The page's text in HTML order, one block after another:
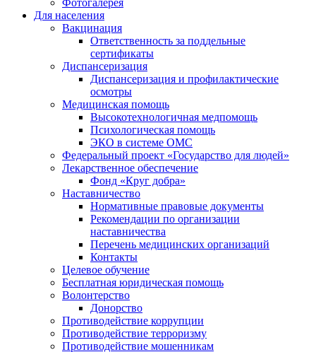
Для населения
Вакцинация
Ответственность за поддельные
сертификаты
Диспансеризация
Диспансеризация и профилактические
осмотры
Медицинская помощь
Высокотехнологичная медпомощь
Психологическая помощь
ЭКО в системе ОМС
Федеральный проект «Государство для людей»
Лекарственное обеспечение
Фонд «Круг добра»
Наставничество
Нормативные правовые документы
Рекомендации по организации
наставничества
Перечень медицинских организаций
Контакты
Целевое обучение
Бесплатная юридическая помощь
Волонтерство
Донорство
Противодействие коррупции
Противодействие терроризму
Противодействие мошенникам